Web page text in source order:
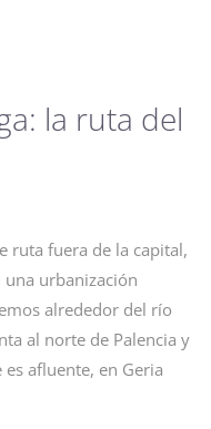
la ruta del
ruta fuera de la capital,
urbanización
alrededor del río
al norte de Palencia y
afluente, en Geria